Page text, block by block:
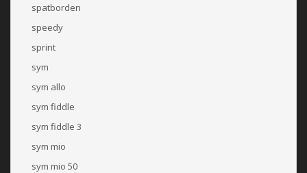
spatborden
speedy
sprint
sym
sym allo
sym fiddle
sym fiddle 3
sym mio
sym mio 50